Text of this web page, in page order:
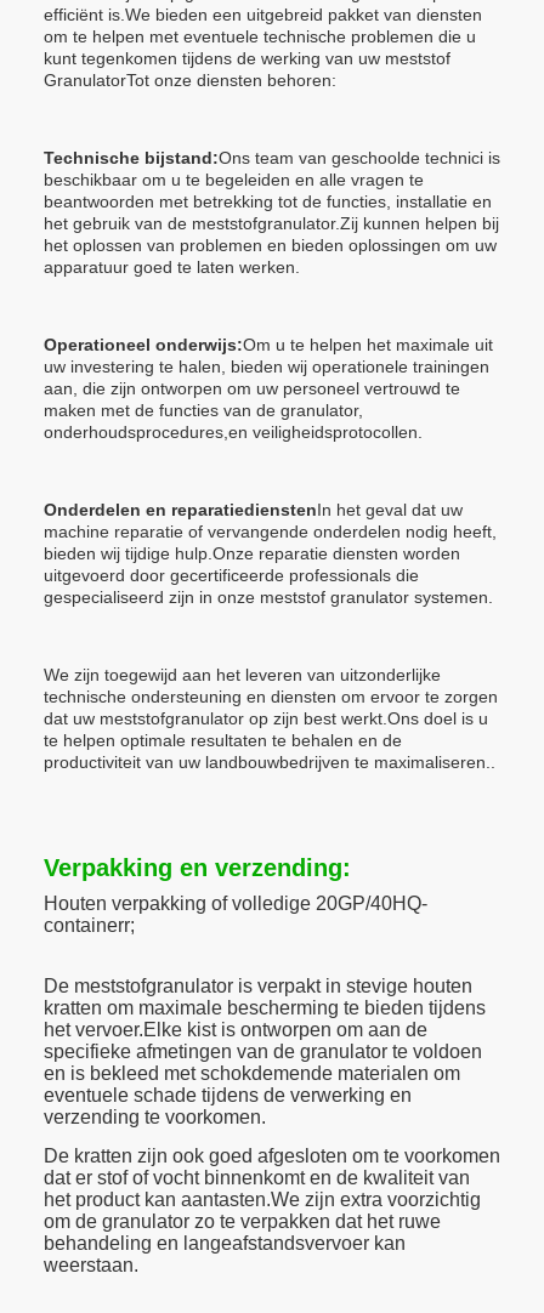
efficiënt is.We bieden een uitgebreid pakket van diensten
om te helpen met eventuele technische problemen die u
kunt tegenkomen tijdens de werking van uw meststof
GranulatorTot onze diensten behoren:
Technische bijstand:Ons team van geschoolde technici is
beschikbaar om u te begeleiden en alle vragen te
beantwoorden met betrekking tot de functies, installatie en
het gebruik van de meststofgranulator.Zij kunnen helpen bij
het oplossen van problemen en bieden oplossingen om uw
apparatuur goed te laten werken.
Operationeel onderwijs:Om u te helpen het maximale uit
uw investering te halen, bieden wij operationele trainingen
aan, die zijn ontworpen om uw personeel vertrouwd te
maken met de functies van de granulator,
onderhoudsprocedures,en veiligheidsprotocollen.
Onderdelen en reparatiedienstenIn het geval dat uw
machine reparatie of vervangende onderdelen nodig heeft,
bieden wij tijdige hulp.Onze reparatie diensten worden
uitgevoerd door gecertificeerde professionals die
gespecialiseerd zijn in onze meststof granulator systemen.
We zijn toegewijd aan het leveren van uitzonderlijke
technische ondersteuning en diensten om ervoor te zorgen
dat uw meststofgranulator op zijn best werkt.Ons doel is u
te helpen optimale resultaten te behalen en de
productiviteit van uw landbouwbedrijven te maximaliseren..
Verpakking en verzending:
Houten verpakking of volledige 20GP/40HQ-
containerr;
De meststofgranulator is verpakt in stevige houten
kratten om maximale bescherming te bieden tijdens
het vervoer.Elke kist is ontworpen om aan de
specifieke afmetingen van de granulator te voldoen
en is bekleed met schokdemende materialen om
eventuele schade tijdens de verwerking en
verzending te voorkomen.
De kratten zijn ook goed afgesloten om te voorkomen
dat er stof of vocht binnenkomt en de kwaliteit van
het product kan aantasten.We zijn extra voorzichtig
om de granulator zo te verpakken dat het ruwe
behandeling en langeafstandsvervoer kan
weerstaan.